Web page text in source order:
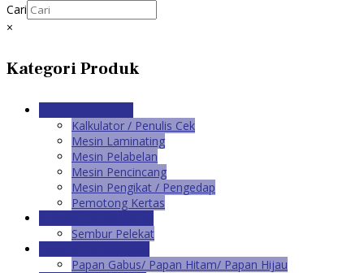
Cari
×
Kategori Produk
Kalkulator / Penulis Cek
Mesin Laminating
Mesin Pelabelan
Mesin Pencincang
Mesin Pengikat / Pengedap
Pemotong Kertas
Sembur Pelekat
Papan Gabus/ Papan Hitam/ Papan Hijau